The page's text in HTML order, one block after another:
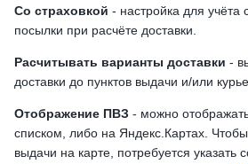
Со страховкой - настройка для учёта
посылки при расчёте доставки.
Расчитывать варианты доставки -
доставки до пунктов выдачи и/или
Отображение ПВЗ - можно
списком, либо на Яндекс.Картах.
выдачи на карте, потребуется указать